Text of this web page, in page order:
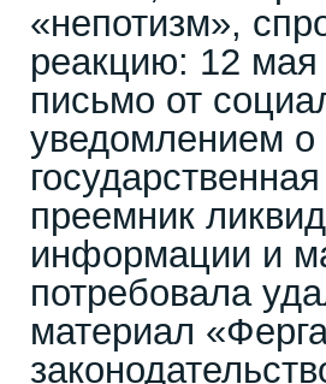
«непотизм»,
реакцию: 12 мая
письмо от
уведомлением о
преемник
информации и
потребовала
материал